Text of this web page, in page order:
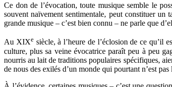
Ce don de l’évocation, toute musique semble le
souvent naïvement sentimentale, peut constituer
grande musique – c’est bien connu – ne parle que
Au XIXesiècle, à l’heure de l’éclosion de ce qu’il
culture, plus sa veine évocatrice paraît peu à peu
nourris au lait de traditions populaires spécifiques,
de nous des exilés d’un monde qui pourtant n’est